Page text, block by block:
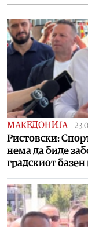
МАКЕДОНИЈА
Ристовски:
нема да биде
градскиот